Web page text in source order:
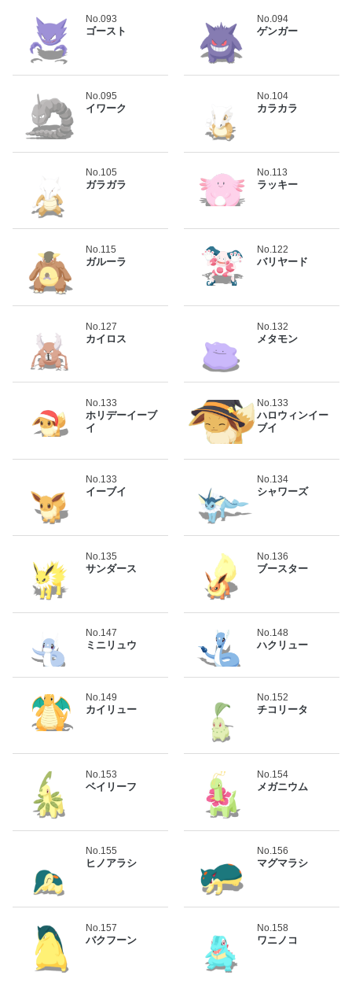
No.093
ゴースト
No.094
ゲンガー
No.095
イワーク
No.104
カラカラ
No.105
ガラガラ
No.113
ラッキー
No.115
ガルーラ
No.122
バリヤード
No.127
カイロス
No.132
メタモン
No.133
ホリデーイーブ
イ
No.133
ハロウィンイー
ブイ
No.133
イーブイ
No.134
シャワーズ
No.135
サンダース
No.136
ブースター
No.147
ミニリュウ
No.148
ハクリュー
No.149
カイリュー
No.152
チコリータ
No.153
ベイリーフ
No.154
メガニウム
No.155
ヒノアラシ
No.156
マグマラシ
No.157
バクフーン
No.158
ワニノコ